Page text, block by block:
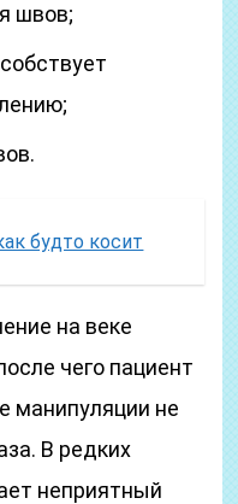
швов;
будто косит
на веке
чего пациент
манипуляции не
В редких
неприятный